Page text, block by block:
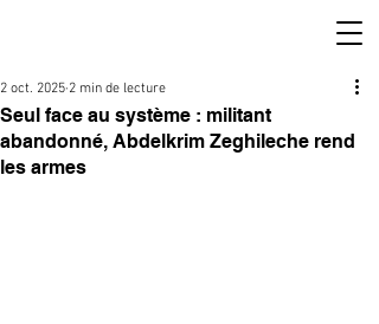
Seul face au système : militant
abandonné, Abdelkrim Zeghileche rend
les armes
2 oct. 2025 2 min de lecture